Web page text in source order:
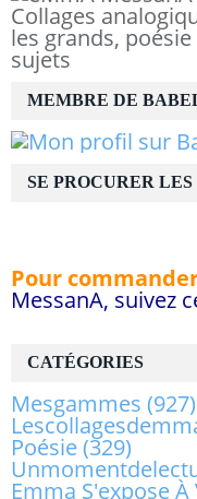
Collages
les grands,
sujets
CATÉGORIES
Mesgammes (927)
Poésie(329)
Emma S'expose À
MEMBRE DE
SE PROCURER
Pour
MessanA, suivez